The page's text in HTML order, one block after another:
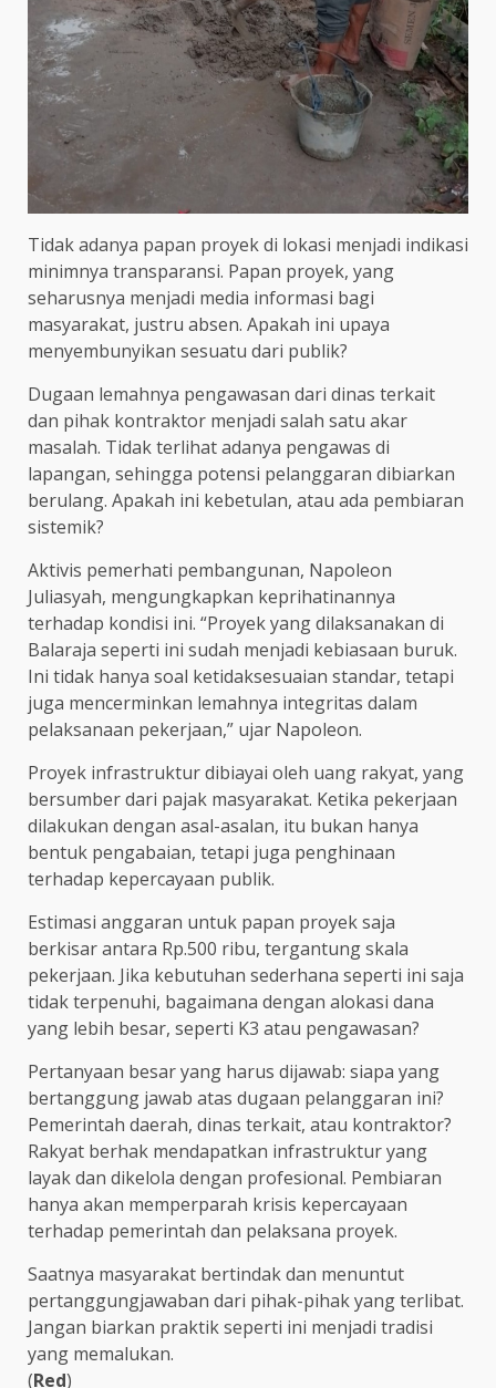
Tidak adanya papan proyek di lokasi menjadi indikasi
minimnya transparansi. Papan proyek, yang
seharusnya menjadi media informasi bagi
masyarakat, justru absen. Apakah ini upaya
menyembunyikan sesuatu dari publik?
Dugaan lemahnya pengawasan dari dinas terkait
dan pihak kontraktor menjadi salah satu akar
masalah. Tidak terlihat adanya pengawas di
lapangan, sehingga potensi pelanggaran dibiarkan
berulang. Apakah ini kebetulan, atau ada pembiaran
sistemik?
Aktivis pemerhati pembangunan, Napoleon
Juliasyah, mengungkapkan keprihatinannya
terhadap kondisi ini. “Proyek yang dilaksanakan di
Balaraja seperti ini sudah menjadi kebiasaan buruk.
Ini tidak hanya soal ketidaksesuaian standar, tetapi
juga mencerminkan lemahnya integritas dalam
pelaksanaan pekerjaan,” ujar Napoleon.
Proyek infrastruktur dibiayai oleh uang rakyat, yang
bersumber dari pajak masyarakat. Ketika pekerjaan
dilakukan dengan asal-asalan, itu bukan hanya
bentuk pengabaian, tetapi juga penghinaan
terhadap kepercayaan publik.
Estimasi anggaran untuk papan proyek saja
berkisar antara Rp.500 ribu, tergantung skala
pekerjaan. Jika kebutuhan sederhana seperti ini saja
tidak terpenuhi, bagaimana dengan alokasi dana
yang lebih besar, seperti K3 atau pengawasan?
Pertanyaan besar yang harus dijawab: siapa yang
bertanggung jawab atas dugaan pelanggaran ini?
Pemerintah daerah, dinas terkait, atau kontraktor?
Rakyat berhak mendapatkan infrastruktur yang
layak dan dikelola dengan profesional. Pembiaran
hanya akan memperparah krisis kepercayaan
terhadap pemerintah dan pelaksana proyek.
Saatnya masyarakat bertindak dan menuntut
pertanggungjawaban dari pihak-pihak yang terlibat.
Jangan biarkan praktik seperti ini menjadi tradisi
yang memalukan.
(Red)